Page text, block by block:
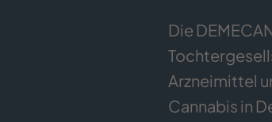
Die
Arzneimittel
Cannabis in